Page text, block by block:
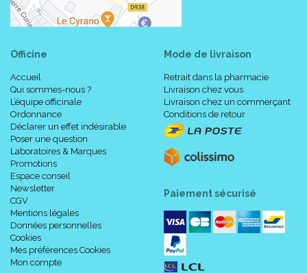
Officine
Accueil
Qui sommes-nous ?
L’équipe officinale
Ordonnance
Déclarer un effet indésirable
Poser une question
Laboratoires & Marques
Promotions
Espace conseil
Newsletter
CGV
Mentions légales
Données personnelles
Cookies
Mes préférences Cookies
Mon compte
Mode de livraison
Retrait dans la pharmacie
Livraison chez vous
Livraison chez un commerçant
Conditions de retour
Paiement sécurisé